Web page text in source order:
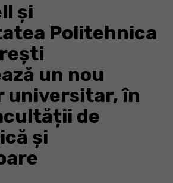
și
Politehnica
un nou
universitar, în
de
și